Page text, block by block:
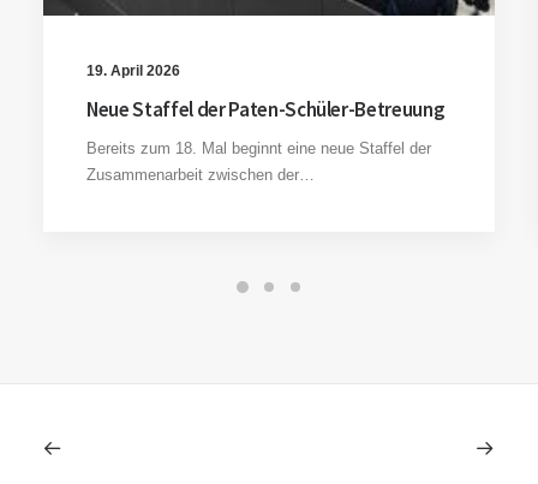
19. April 2026
Neue Staffel der Paten-Schüler-Betreuung
Bereits zum 18. Mal beginnt eine neue Staffel der
Zusammenarbeit zwischen der…